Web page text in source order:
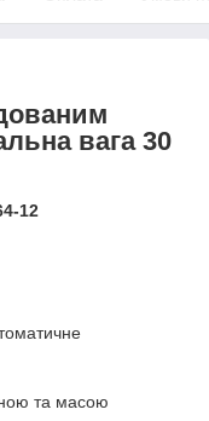
вага 30
12
та масою